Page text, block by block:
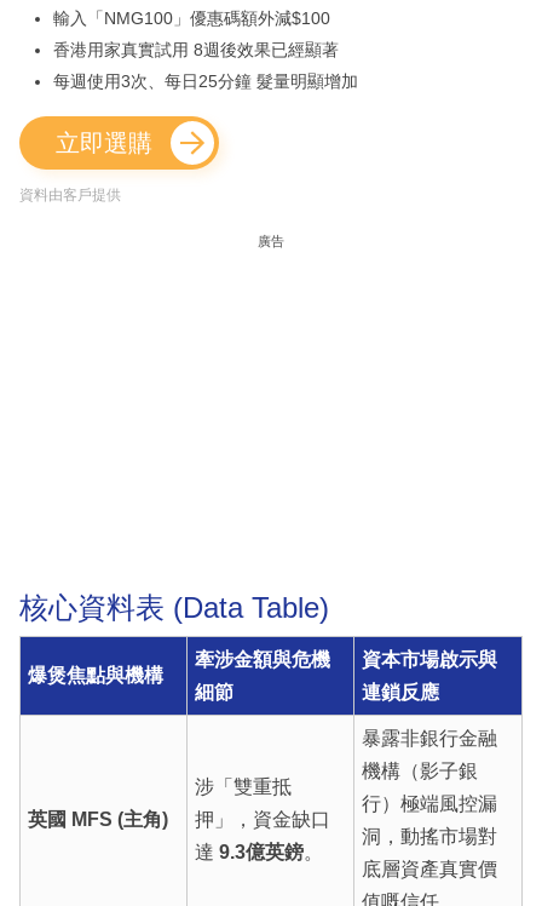
輸入「NMG100」優惠碼額外減$100
香港用家真實試用 8週後效果已經顯著
每週使用3次、每日25分鐘 髮量明顯增加
立即選購
資料由客戶提供
廣告
核心資料表 (Data Table)
爆煲焦點與機構
牽涉金額與危機
細節
資本市場啟示與
連鎖反應
英國 MFS (主角)
涉「雙重抵
押」，資金缺口
達 9.3億英鎊。
暴露非銀行金融
機構（影子銀
行）極端風控漏
洞，動搖市場對
底層資產真實價
值嘅信任。